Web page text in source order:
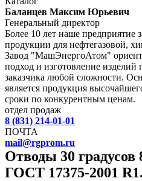
Баланцев Максим Юрьевич
Генеральный директор
Более 10 лет наше предприятие
продукции для нефтегазовой,
Завод "МашЭнергоАтом"
подход и изготовление
заказчика любой сложности.
является продукция
сроки по конкурентным ценам.
отдел продаж
8 (831) 214-01-01
ПОЧТА
mail@rgprom.ru
Отводы 30 градусов
ГОСТ 17375-2001